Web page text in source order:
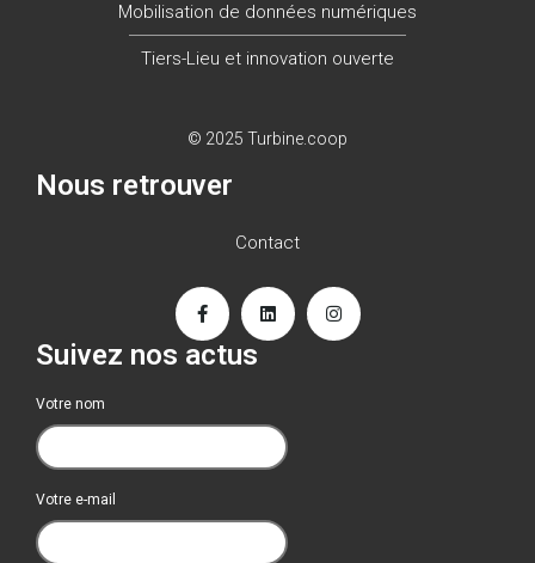
Mobilisation de données numériques
Tiers-Lieu et innovation ouverte
© 2025 Turbine.coop
Nous retrouver
Contact
Suivez nos actus
Votre nom
Votre e-mail